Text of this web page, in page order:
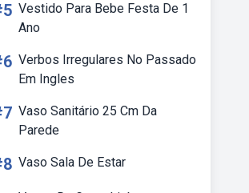
Vestido Para Bebe Festa De 1
Ano
Verbos Irregulares No Passado
Em Ingles
Vaso Sanitário 25 Cm Da
Parede
Vaso Sala De Estar